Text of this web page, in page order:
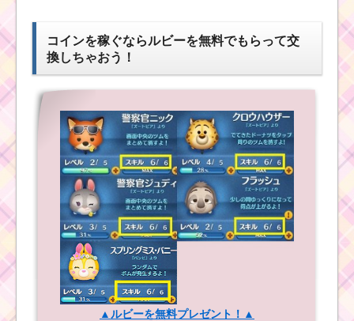
コインを稼ぐならルビーを無料でもらって交
換しちゃおう！
▲ルビーを無料プレゼント！▲